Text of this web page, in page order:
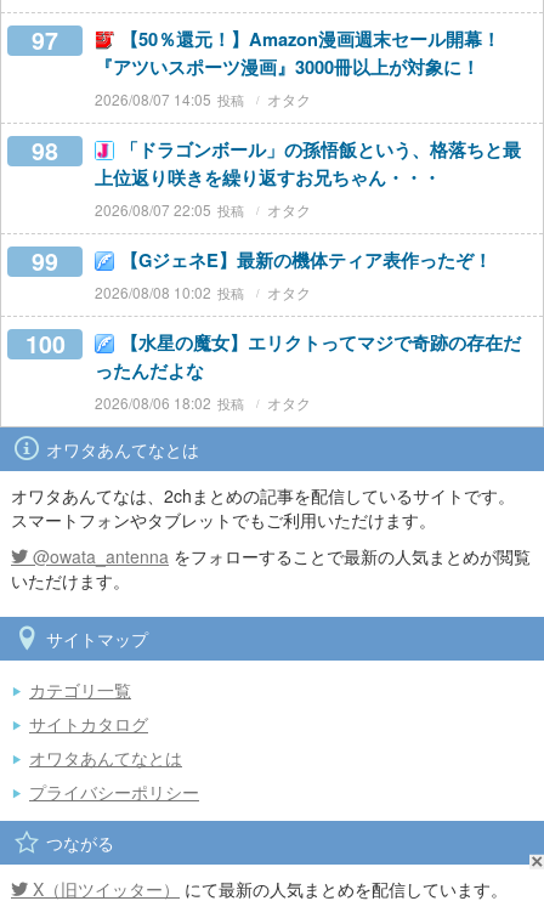
97
【50％還元！】Amazon漫画週末セール開幕！
『アツいスポーツ漫画』3000冊以上が対象に！
2026/08/07 14:05 オタク
98
「ドラゴンボール」の孫悟飯という、格落ちと最
上位返り咲きを繰り返すお兄ちゃん・・・
2026/08/07 22:05 オタク
99 【GジェネE】最新の機体ティア表作ったぞ！
2026/08/08 10:02 オタク
100
【水星の魔女】エリクトってマジで奇跡の存在だ
ったんだよな
2026/08/06 18:02 オタク
オワタあんてなとは
オワタあんてなは、2chまとめの記事を配信しているサイトです。
スマートフォンやタブレットでもご利用いただけます。
@owata_antenna をフォローすることで最新の人気まとめが閲覧
いただけます。
サイトマップ
カテゴリ一覧
サイトカタログ
オワタあんてなとは
プライバシーポリシー
つながる
X（旧ツイッター）
にて最新の人気まとめを配信しています。